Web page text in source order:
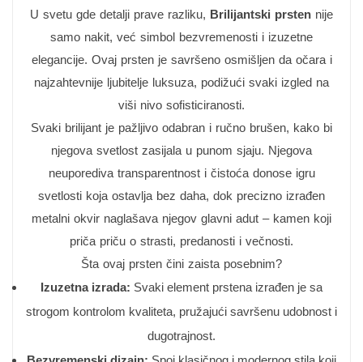
U svetu gde detalji prave razliku, Brilijantski prsten nije
samo nakit, već simbol bezvremenosti i izuzetne
elegancije. Ovaj prsten je savršeno osmišljen da očara i
najzahtevnije ljubitelje luksuza, podižući svaki izgled na
viši nivo sofisticiranosti.
Svaki brilijant je pažljivo odabran i ručno brušen, kako bi
njegova svetlost zasijala u punom sjaju. Njegova
neuporediva transparentnost i čistoća donose igru
svetlosti koja ostavlja bez daha, dok precizno izrađen
metalni okvir naglašava njegov glavni adut – kamen koji
priča priču o strasti, predanosti i večnosti.
Šta ovaj prsten čini zaista posebnim?
Izuzetna izrada: Svaki element prstena izrađen je sa
strogom kontrolom kvaliteta, pružajući savršenu udobnost i
dugotrajnost.